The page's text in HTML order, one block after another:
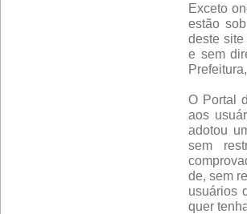
Exceto
estão
deste
e sem
O Portal
aos
adotou
sem
de, sem
usuários
quer